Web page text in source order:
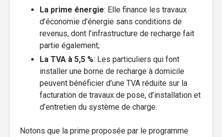
La prime énergie: Elle finance les travaux
d’économie d’énergie sans conditions de
revenus, dont l’infrastructure de recharge fait
partie également;
La TVA à 5,5 %: Les particuliers qui font
installer une borne de recharge à domicile
peuvent bénéficier d’une TVA réduite sur la
facturation de travaux de pose, d’installation et
d’entretien du système de charge.
Notons que la prime proposée par le programme